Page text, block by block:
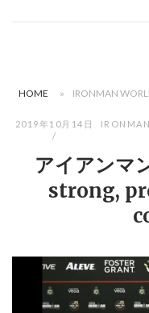
HOME » IRONMAN
2019年10月14日
アイアンマ
strong,